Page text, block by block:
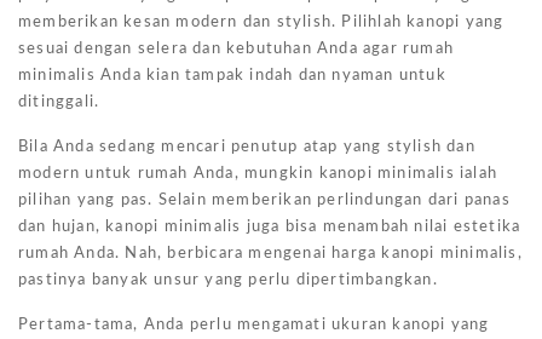
memberikan kesan modern dan stylish. Pilihlah kanopi yang
sesuai dengan selera dan kebutuhan Anda agar rumah
minimalis Anda kian tampak indah dan nyaman untuk
ditinggali.
Bila Anda sedang mencari penutup atap yang stylish dan
modern untuk rumah Anda, mungkin kanopi minimalis ialah
pilihan yang pas. Selain memberikan perlindungan dari panas
dan hujan, kanopi minimalis juga bisa menambah nilai estetika
rumah Anda. Nah, berbicara mengenai harga kanopi minimalis,
pastinya banyak unsur yang perlu dipertimbangkan.
Pertama-tama, Anda perlu mengamati ukuran kanopi yang